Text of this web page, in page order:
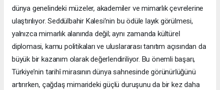
dünya genelindeki müzeler, akademiler ve mimarlık çevrelerine
ulaştırılıyor. Seddülbahir Kalesi’nin bu ödüle layık görülmesi,
yalnızca mimarlık alanında değil; aynı zamanda kültürel
diplomasi, kamu politikaları ve uluslararası tanıtım açısından da
büyük bir kazanım olarak değerlendiriliyor. Bu önemli başarı,
Türkiye’nin tarihî mirasının dünya sahnesinde görünürlüğünü
artırırken, çağdaş mimarideki güçlü duruşunu da bir kez daha